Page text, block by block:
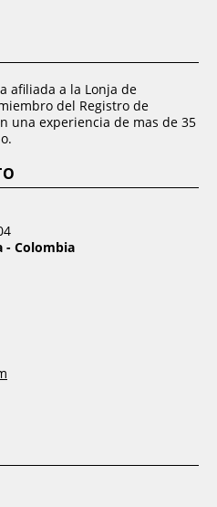
afiliada a la Lonja de
del Registro de
una experiencia de mas de 35
- Colombia